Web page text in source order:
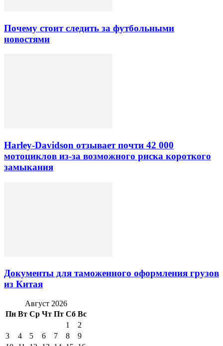
Почему стоит следить за футбольными
новостями
Harley-Davidson отзывает почти 42 000
мотоциклов из-за возможного риска короткого
замыкания
Документы для таможенного оформления грузов
из Китая
Август 2026
Пн Вт Ср Чт Пт Сб Вс
1
2
3
4 5 6 7 8
9